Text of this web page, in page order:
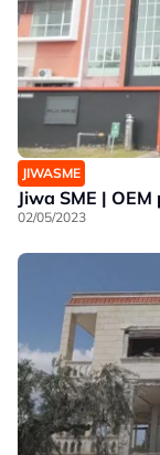
JIWASME
Jiwa SME |
02/05/2023